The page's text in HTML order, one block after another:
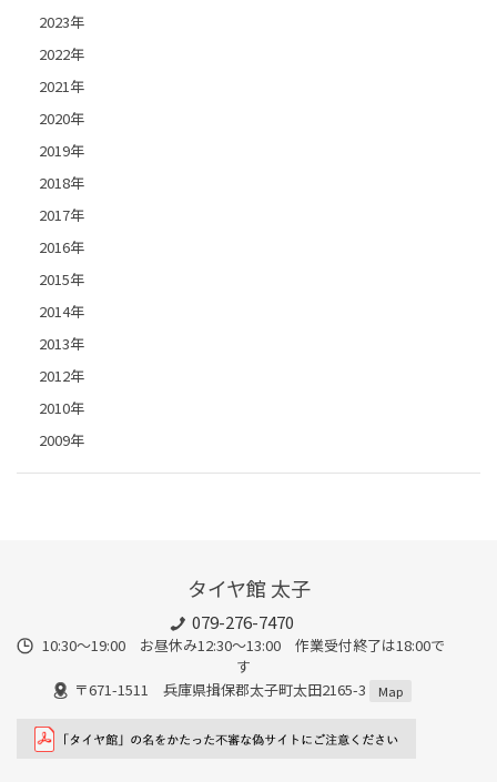
2023年
2022年
2021年
2020年
2019年
2018年
2017年
2016年
2015年
2014年
2013年
2012年
2010年
2009年
タイヤ館 太子
079-276-7470
10:30～19:00 お昼休み12:30～13:00 作業受付終了は18:00で
す
〒671-1511 兵庫県揖保郡太子町太田2165-3
Map